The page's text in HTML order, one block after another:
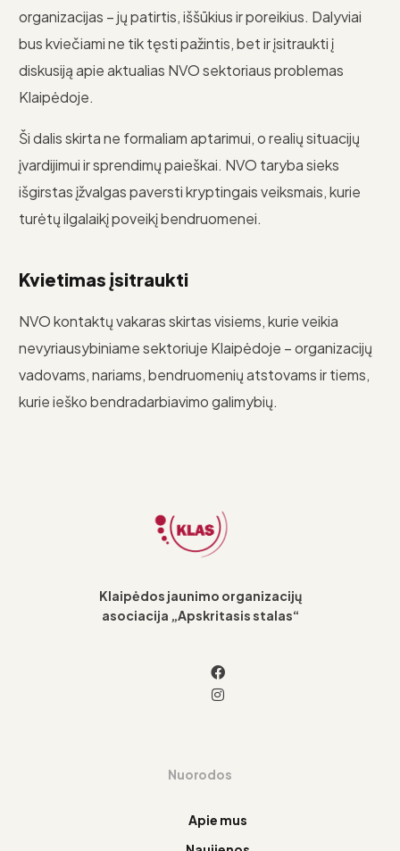
organizacijas – jų patirtis, iššūkius ir poreikius. Dalyviai
bus kviečiami ne tik tęsti pažintis, bet ir įsitraukti į
diskusiją apie aktualias NVO sektoriaus problemas
Klaipėdoje.
Ši dalis skirta ne formaliam aptarimui, o realių situacijų
įvardijimui ir sprendimų paieškai. NVO taryba sieks
išgirstas įžvalgas paversti kryptingais veiksmais, kurie
turėtų ilgalaikį poveikį bendruomenei.
Kvietimas įsitraukti
NVO kontaktų vakaras skirtas visiems, kurie veikia
nevyriausybiniame sektoriuje Klaipėdoje – organizacijų
vadovams, nariams, bendruomenių atstovams ir tiems,
kurie ieško bendradarbiavimo galimybių.
Klaipėdos jaunimo organizacijų
asociacija „Apskritasis stalas“
Nuorodos
Apie mus